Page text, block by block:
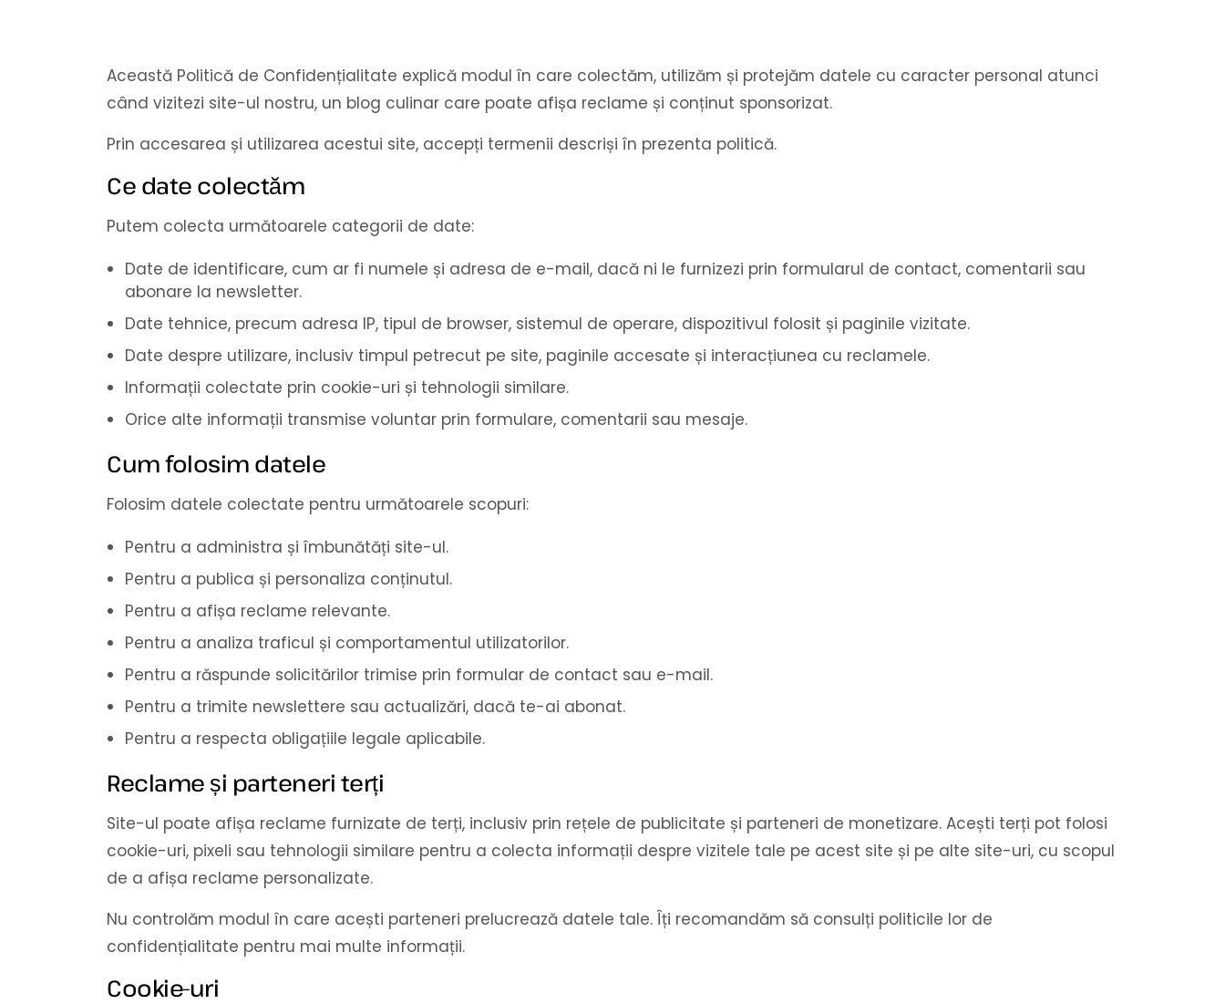
Această Politică de Confidențialitate explică modul în care colectăm, utilizăm și protejăm datele cu caracter personal atunci
când vizitezi site-ul nostru, un blog culinar care poate afișa reclame și conținut sponsorizat.
Prin accesarea și utilizarea acestui site, accepți termenii descriși în prezenta politică.
Ce date colectăm
Putem colecta următoarele categorii de date:
Date de identificare, cum ar fi numele și adresa de e-mail, dacă ni le furnizezi prin formularul de contact, comentarii sau
abonare la newsletter.
Date tehnice, precum adresa IP, tipul de browser, sistemul de operare, dispozitivul folosit și paginile vizitate.
Date despre utilizare, inclusiv timpul petrecut pe site, paginile accesate și interacțiunea cu reclamele.
Informații colectate prin cookie-uri și tehnologii similare.
Orice alte informații transmise voluntar prin formulare, comentarii sau mesaje.
Cum folosim datele
Folosim datele colectate pentru următoarele scopuri:
Pentru a administra și îmbunătăți site-ul.
Pentru a publica și personaliza conținutul.
Pentru a afișa reclame relevante.
Pentru a analiza traficul și comportamentul utilizatorilor.
Pentru a răspunde solicitărilor trimise prin formular de contact sau e-mail.
Pentru a trimite newslettere sau actualizări, dacă te-ai abonat.
Pentru a respecta obligațiile legale aplicabile.
Reclame și parteneri terți
Site-ul poate afișa reclame furnizate de terți, inclusiv prin rețele de publicitate și parteneri de monetizare. Acești terți pot folosi
cookie-uri, pixeli sau tehnologii similare pentru a colecta informații despre vizitele tale pe acest site și pe alte site-uri, cu scopul
de a afișa reclame personalizate.
Nu controlăm modul în care acești parteneri prelucrează datele tale. Îți recomandăm să consulți politicile lor de
confidențialitate pentru mai multe informații.
Cookie-uri